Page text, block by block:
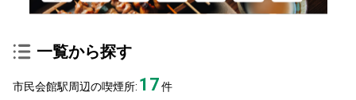
一覧から探す
市民会館駅周辺の喫煙所: 17件